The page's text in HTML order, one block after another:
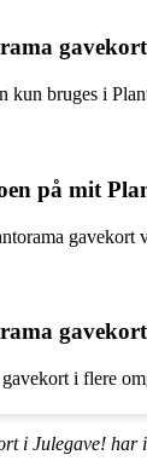
kun bruges i
på mit
gavekort
i flere
i Julegave! har